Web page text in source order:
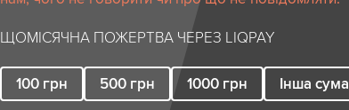
ЩОМІСЯЧНА ПОЖЕРТВА ЧЕРЕЗ LIQPAY
100 грн 500 грн 1000 грн Інша сума